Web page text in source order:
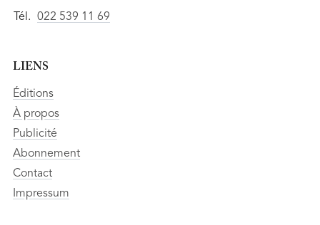
Tél. 022 539 11 69
LIENS
Éditions
À propos
Publicité
Abonnement
Contact
Impressum